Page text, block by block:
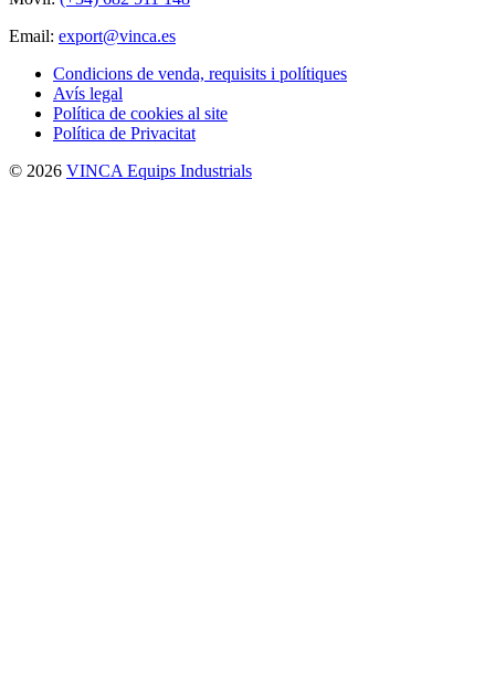
Email: export@vinca.es
Condicions de venda, requisits i polítiques
Avís legal
Política de cookies al site
Política de Privacitat
© 2026 VINCA Equips Industrials